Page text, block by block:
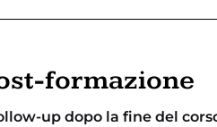
formazione
up dopo la fine del